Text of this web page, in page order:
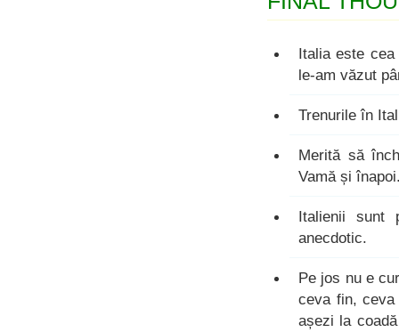
Italia este
le-am văzut
Trenurile în
Merită să
Vamă și
Italienii sunt
anecdotic.
Pe jos nu e
ceva fin,
așezi la